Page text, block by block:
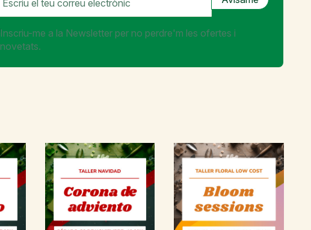
Inscriu-me a la Newsletter per no perdre'm les ofertes i
novetats.